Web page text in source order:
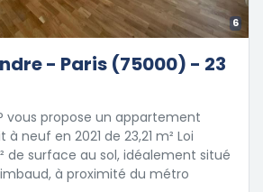
6
- Paris (75000) - 23
vous propose un appartement
neuf en 2021 de 23,21 m² Loi
de surface au sol, idéalement situé
à proximité du métro